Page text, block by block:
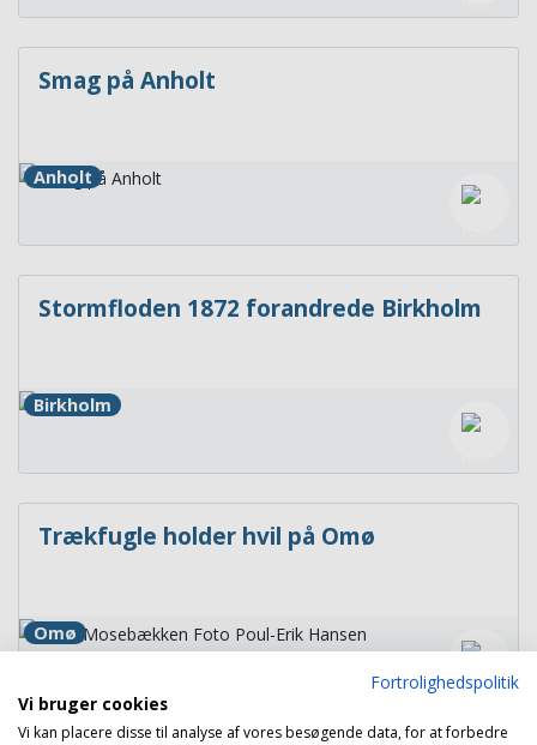
Smag på Anholt
Anholt
Stormfloden 1872 forandrede Birkholm
Birkholm
Trækfugle holder hvil på Omø
Omø
Fortrolighedspolitik
Vi bruger cookies
Vi kan placere disse til analyse af vores besøgende data, for at forbedre